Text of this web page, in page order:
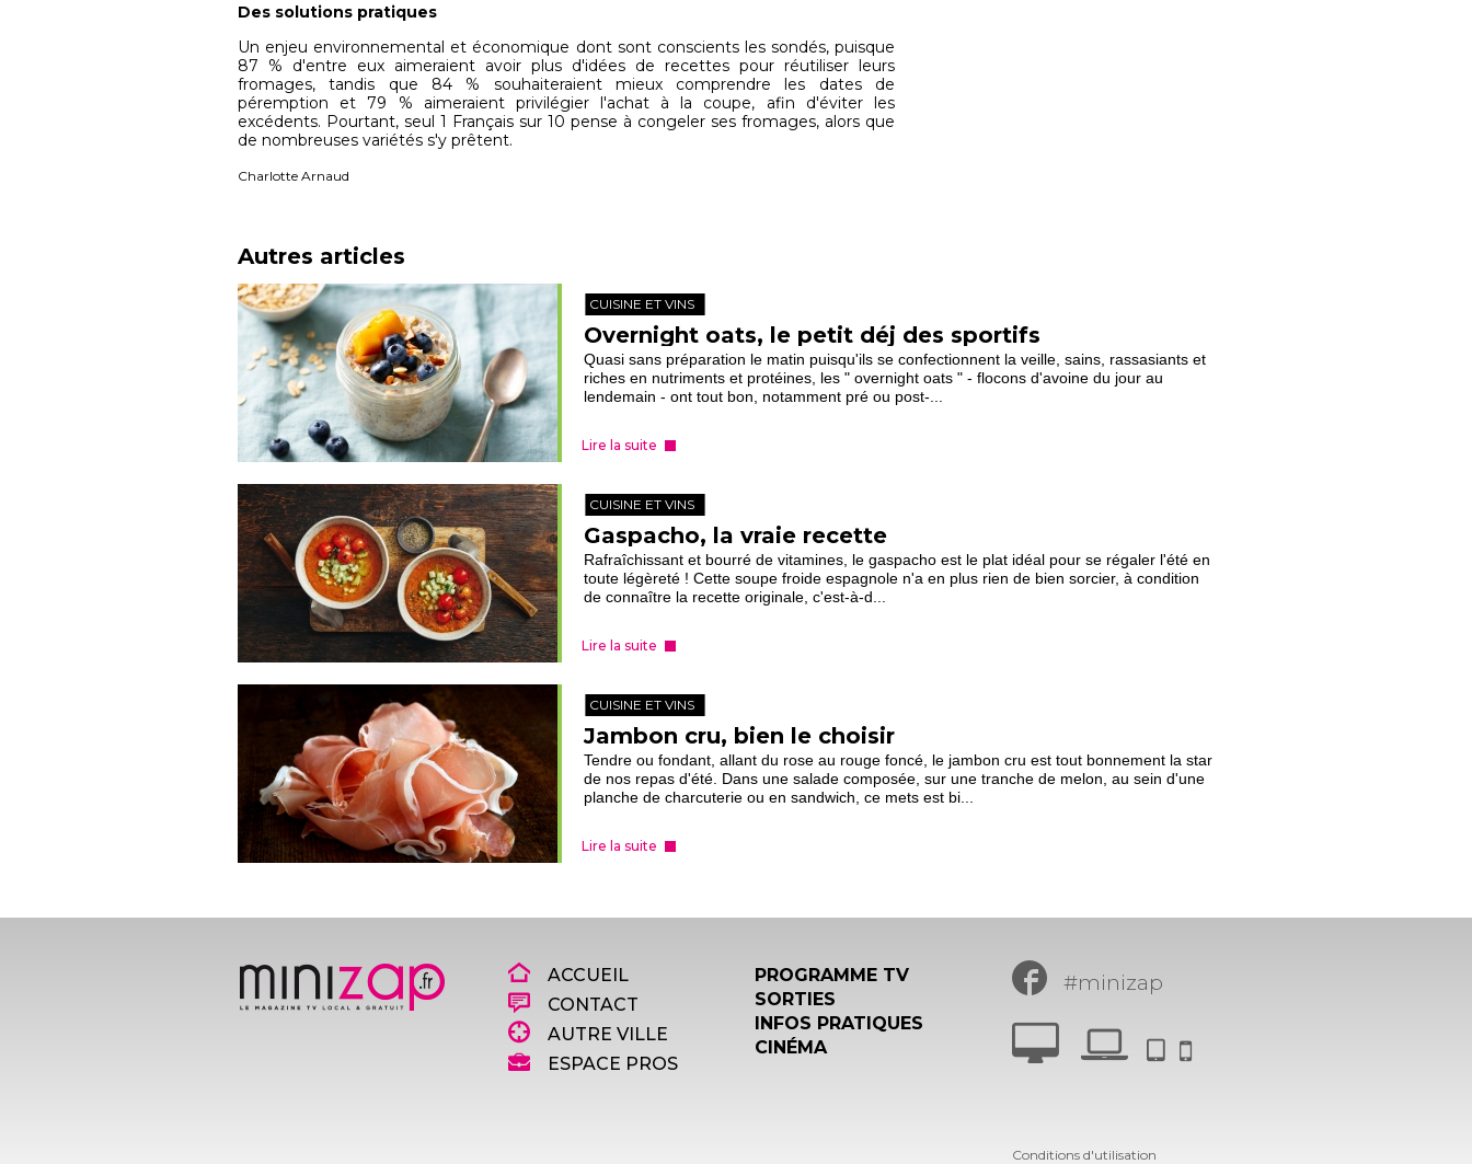
Des solutions pratiques
Un enjeu environnemental et économique dont sont conscients les sondés, puisque
87 % d'entre eux aimeraient avoir plus d'idées de recettes pour réutiliser leurs
fromages, tandis que 84 % souhaiteraient mieux comprendre les dates de
péremption et 79 % aimeraient privilégier l'achat à la coupe, afin d'éviter les
excédents. Pourtant, seul 1 Français sur 10 pense à congeler ses fromages, alors que
de nombreuses variétés s'y prêtent.
Charlotte Arnaud
Autres articles
CUISINE ET VINS
Overnight oats, le petit déj des sportifs
Quasi sans préparation le matin puisqu'ils se confectionnent la veille, sains, rassasiants et
riches en nutriments et protéines, les " overnight oats " - flocons d'avoine du jour au
lendemain - ont tout bon, notamment pré ou post-...
Lire la suite
CUISINE ET VINS
Gaspacho, la vraie recette
Rafraîchissant et bourré de vitamines, le gaspacho est le plat idéal pour se régaler l'été en
toute légèreté ! Cette soupe froide espagnole n'a en plus rien de bien sorcier, à condition
de connaître la recette originale, c'est-à-d...
Lire la suite
CUISINE ET VINS
Jambon cru, bien le choisir
Tendre ou fondant, allant du rose au rouge foncé, le jambon cru est tout bonnement la star
de nos repas d'été. Dans une salade composée, sur une tranche de melon, au sein d'une
planche de charcuterie ou en sandwich, ce mets est bi...
Lire la suite
ACCUEIL
CONTACT
AUTRE VILLE
ESPACE PROS
PROGRAMME TV
SORTIES
INFOS PRATIQUES
CINÉMA
#minizap
Conditions d'utilisation